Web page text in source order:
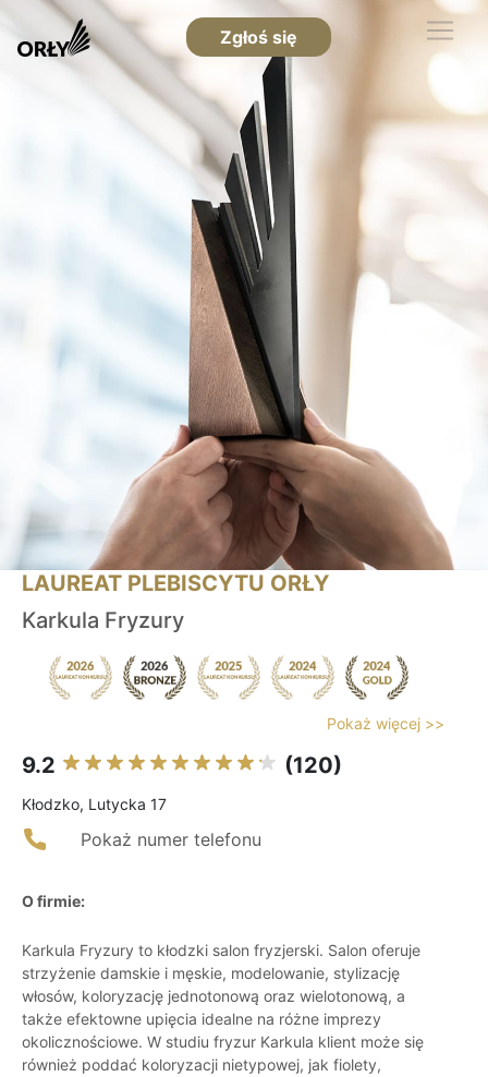
Zgłoś się
LAUREAT PLEBISCYTU ORŁY
Karkula Fryzury
Pokaż więcej >>
9.2 (120)
Kłodzko, Lutycka 17
Pokaż numer telefonu
O firmie:
Karkula Fryzury to kłodzki salon fryzjerski. Salon oferuje
strzyżenie damskie i męskie, modelowanie, stylizację
włosów, koloryzację jednotonową oraz wielotonową, a
także efektowne upięcia idealne na różne imprezy
okolicznościowe. W studiu fryzur Karkula klient może się
również poddać koloryzacji nietypowej, jak fiolety,